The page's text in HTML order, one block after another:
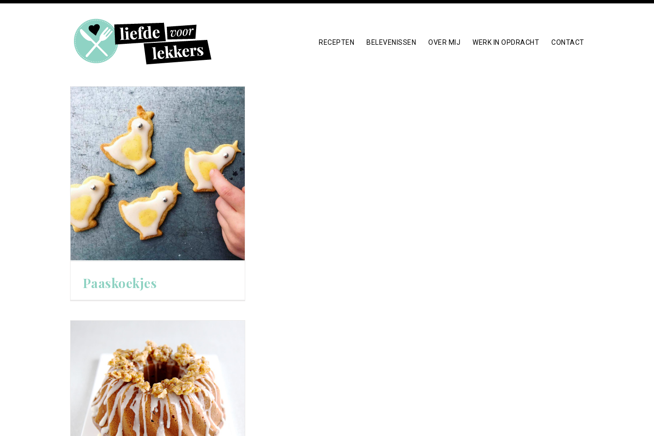
RECEPTEN BELEVENISSEN OVER MIJ WERK IN OPDRACHT CONTACT
Paaskoekjes